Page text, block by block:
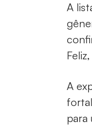
A
A
para